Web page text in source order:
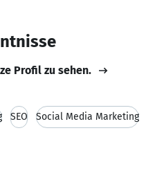
Profil zu sehen.
SEO Social Media Marketing